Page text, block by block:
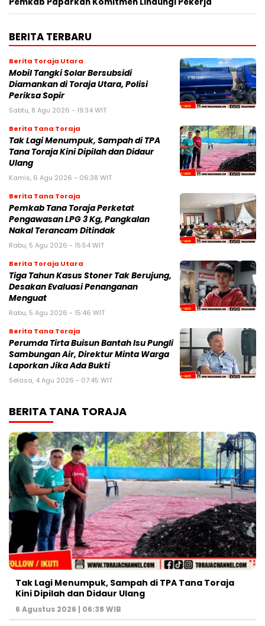
Pemkab Paparkan Komitmen Lindungi Pekerja
BERITA TERBARU
Berita Toraja Utara
Mobil Tangki Solar Bersubsidi
Diamankan di Toraja Utara, Polisi
Periksa Sopir
Sabtu, 8 Agu 2026 - 19:34 WIT
Berita Tana Toraja
Tak Lagi Menumpuk, Sampah di TPA
Tana Toraja Kini Dipilah dan Didaur
Ulang
Kamis, 6 Agu 2026 - 06:38 WIT
Berita Tana Toraja
Pemkab Tana Toraja Perketat
Pengawasan LPG 3 Kg, Pangkalan
Nakal Terancam Ditindak
Rabu, 5 Agu 2026 - 15:54 WIT
Berita Toraja Utara
Tiga Tahun Kasus Stoner Tak Berujung,
Desakan Evaluasi Penanganan
Menguat
Rabu, 5 Agu 2026 - 15:46 WIT
Berita Tana Toraja
Perumda Tirta Buisun Bantah Isu Pungli
Sambungan Air, Direktur Minta Warga
Laporkan Jika Ada Bukti
Selasa, 4 Agu 2026 - 07:45 WIT
BERITA TANA TORAJA
Tak Lagi Menumpuk, Sampah di TPA Tana Toraja
Kini Dipilah dan Didaur Ulang
6 Agustus 2026 | 06:38 WIB